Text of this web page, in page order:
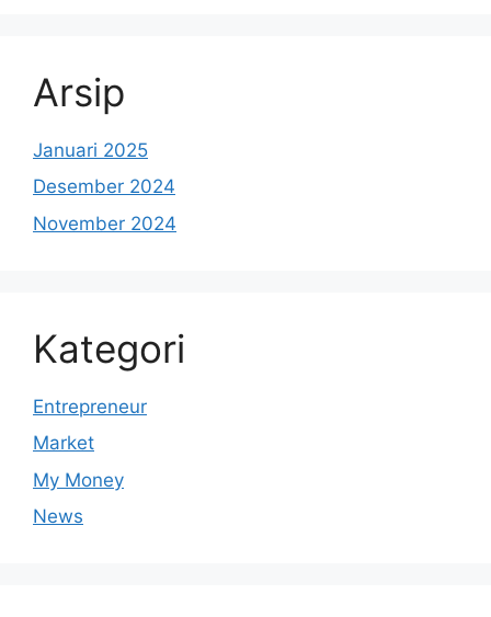
Arsip
Januari 2025
Desember 2024
November 2024
Kategori
Entrepreneur
Market
My Money
News